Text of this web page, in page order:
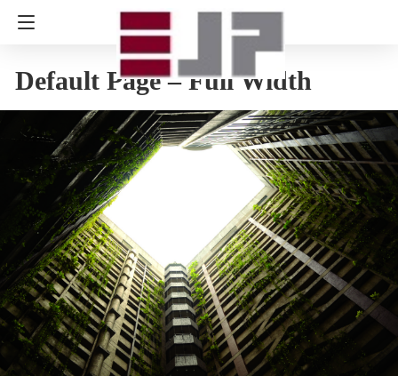
Default Page – Full Width